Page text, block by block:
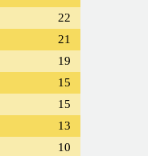
22
21
19
15
15
13
10